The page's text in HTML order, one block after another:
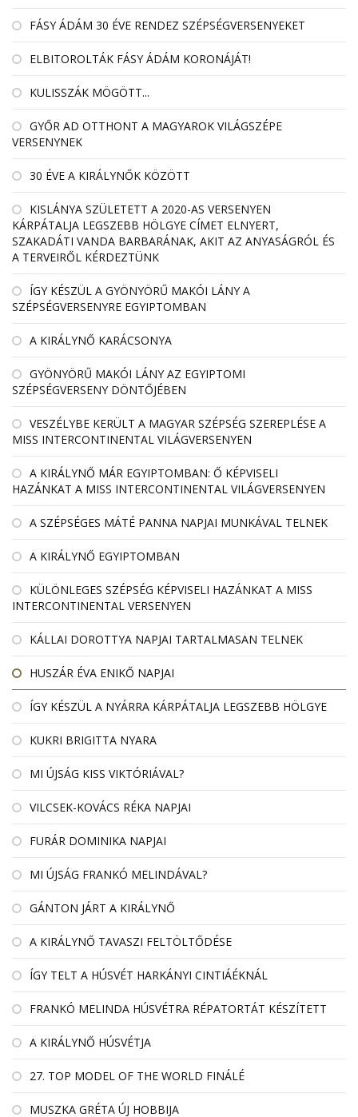
FÁSY ÁDÁM 30 ÉVE RENDEZ SZÉPSÉGVERSENYEKET
ELBITOROLTÁK FÁSY ÁDÁM KORONÁJÁT!
KULISSZÁK MÖGÖTT...
GYŐR AD OTTHONT A MAGYAROK VILÁGSZÉPE
VERSENYNEK
30 ÉVE A KIRÁLYNŐK KÖZÖTT
KISLÁNYA SZÜLETETT A 2020-AS VERSENYEN
KÁRPÁTALJA LEGSZEBB HÖLGYE CÍMET ELNYERT,
SZAKADÁTI VANDA BARBARÁNAK, AKIT AZ ANYASÁGRÓL ÉS
A TERVEIRŐL KÉRDEZTÜNK
ÍGY KÉSZÜL A GYÖNYÖRŰ MAKÓI LÁNY A
SZÉPSÉGVERSENYRE EGYIPTOMBAN
A KIRÁLYNŐ KARÁCSONYA
GYÖNYÖRŰ MAKÓI LÁNY AZ EGYIPTOMI
SZÉPSÉGVERSENY DÖNTŐJÉBEN
VESZÉLYBE KERÜLT A MAGYAR SZÉPSÉG SZEREPLÉSE A
MISS INTERCONTINENTAL VILÁGVERSENYEN
A KIRÁLYNŐ MÁR EGYIPTOMBAN: Ő KÉPVISELI
HAZÁNKAT A MISS INTERCONTINENTAL VILÁGVERSENYEN
A SZÉPSÉGES MÁTÉ PANNA NAPJAI MUNKÁVAL TELNEK
A KIRÁLYNŐ EGYIPTOMBAN
KÜLÖNLEGES SZÉPSÉG KÉPVISELI HAZÁNKAT A MISS
INTERCONTINENTAL VERSENYEN
KÁLLAI DOROTTYA NAPJAI TARTALMASAN TELNEK
HUSZÁR ÉVA ENIKŐ NAPJAI
ÍGY KÉSZÜL A NYÁRRA KÁRPÁTALJA LEGSZEBB HÖLGYE
KUKRI BRIGITTA NYARA
MI ÚJSÁG KISS VIKTÓRIÁVAL?
VILCSEK-KOVÁCS RÉKA NAPJAI
FURÁR DOMINIKA NAPJAI
MI ÚJSÁG FRANKÓ MELINDÁVAL?
GÁNTON JÁRT A KIRÁLYNŐ
A KIRÁLYNŐ TAVASZI FELTÖLTŐDÉSE
ÍGY TELT A HÚSVÉT HARKÁNYI CINTIÁÉKNÁL
FRANKÓ MELINDA HÚSVÉTRA RÉPATORTÁT KÉSZÍTETT
A KIRÁLYNŐ HÚSVÉTJA
27. TOP MODEL OF THE WORLD FINÁLÉ
MUSZKA GRÉTA ÚJ HOBBIJA